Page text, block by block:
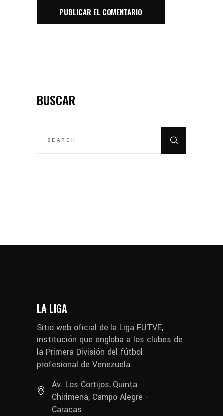
BUSCAR
LA LIGA
Sitio web oficial de la Liga FUTVE,
institución que engloba a los clubes de
la Primera División del fútbol
profesional de Venezuela.
Av. Los Cortijos, Quinta
Chirimena, Campo Alegre -
Caracas